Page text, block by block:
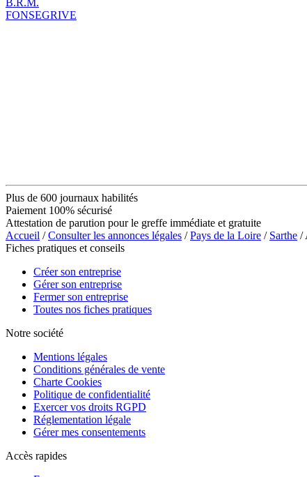
FONSEGRIVE
Plus de 600 journaux habilités
Paiement 100% sécurisé
Attestation de parution pour le greffe immédiate et gratuite
Accueil /Consulter les annonces légales /Pays de la Loire / Sarthe /
Fiches pratiques et conseils
Créer son entreprise
Gérer son entreprise
Fermer son entreprise
Toutes nos fiches pratiques
Notre société
Mentions légales
Conditions générales de vente
Charte Cookies
Politique de confidentialité
Exercer vos droits RGPD
Réglementation légale
Gérer mes consentements
Accès rapides